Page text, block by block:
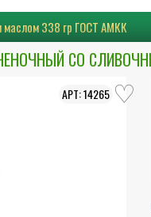
338 гр ГОСТ АМКК
СО
14265